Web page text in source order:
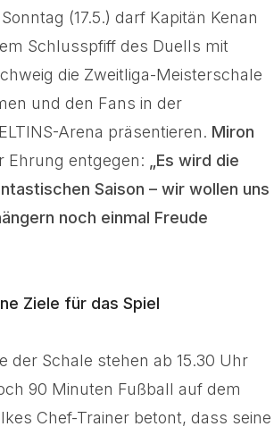
(17.5.) darf Kapitän Kenan
Schlusspfiff des Duells mit
die Zweitliga-Meisterschale
und den Fans in der
Arena präsentieren. Miron
Ehrung entgegen:
„Es wird die
Saison – wir wollen uns
noch einmal Freude
Ziele für das Spiel
der Schale stehen ab 15.30 Uhr
90 Minuten Fußball auf dem
Chef-Trainer betont, dass seine